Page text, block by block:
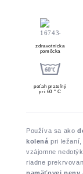
zdravotnícka
pomôcka
poťah prateľný
pri 60 ° C
Používa sa ako
kolená pri ležaní,
vzájomne
riadne